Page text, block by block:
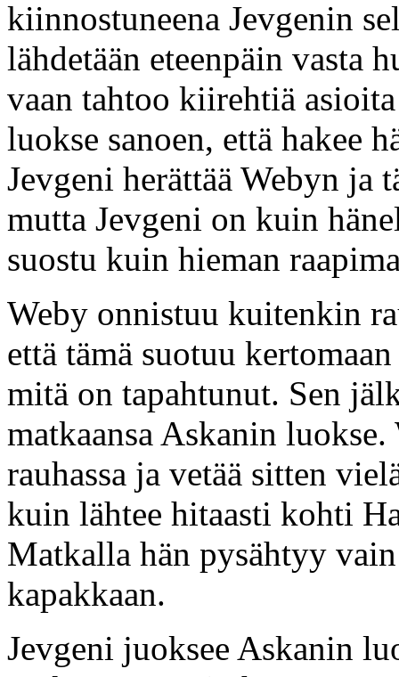
kiinnostuneena Jevgenin
lähdetään eteenpäin vasta
vaan tahtoo kiirehtiä
luokse sanoen, että hakee
Jevgeni herättää Webyn ja
mutta Jevgeni on kuin
suostu kuin hieman
Weby onnistuu kuitenkin
että tämä suotuu
mitä on tapahtunut. Sen
matkaansa Askanin
rauhassa ja vetää sitten
kuin lähtee hitaasti kohti
Matkalla hän pysähtyy
kapakkaan.
Jevgeni juoksee Askanin